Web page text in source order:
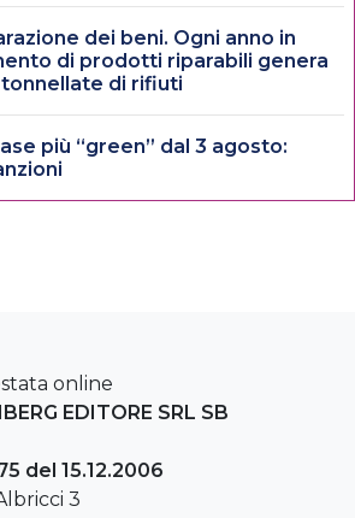
dei beni. Ogni anno in
di prodotti riparabili genera
di rifiuti
più “green” dal 3 agosto:
online
EDITORE SRL SB
del 15.12.2006
3